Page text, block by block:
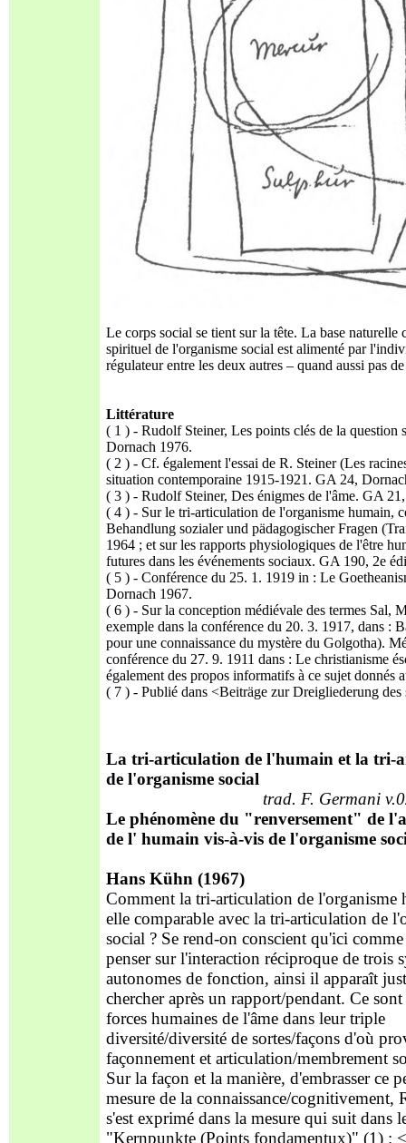
Le corps social se tient sur la tête. La base
spirituel de l'organisme social est alimenté par
régulateur entre les deux autres – quand aussi pas
Littérature
( 1 ) - Rudolf Steiner, Les points clés de la question
Dornach 1976.
( 2 ) - Cf. également l'essai de R. Steiner (Les
situation contemporaine 1915-1921. GA 24,
( 3 ) - Rudolf Steiner, Des énigmes de l'âme. GA
( 4 ) - Sur le tri-articulation de l'organisme humain,
Behandlung sozialer und pädagogischer Fragen
1964 ; et sur les rapports physiologiques de l'être
futures dans les événements sociaux. GA 190, 2e
( 5 ) - Conférence du 25. 1. 1919 in : Le
Dornach 1967.
( 6 ) - Sur la conception médiévale des termes Sal,
exemple dans la conférence du 20. 3. 1917, dans :
pour une connaissance du mystère du Golgotha).
conférence du 27. 9. 1911 dans : Le christianisme
également des propos informatifs à ce sujet donnés
( 7 ) - Publié dans <Beiträge zur Dreigliederung
La tri-articulation de l'humain et la tri-
de l'organisme social
trad. F. Germani
Le phénomène du "renversement" de
de l' humain vis-à-vis de l'organisme
Hans Kühn (1967)
Comment la tri-articulation de l'organisme
elle comparable avec la tri-articulation de
social ? Se rend-on conscient qu'ici comme
penser sur l'interaction réciproque de trois
autonomes de fonction, ainsi il apparaît
chercher après un rapport/pendant. Ce
forces humaines de l'âme dans leur triple
diversité/diversité de sortes/façons d'où
façonnement et articulation/membrement
Sur la façon et la manière, d'embrasser ce
mesure de la connaissance/cognitivement,
s'est exprimé dans la mesure qui suit dans
"Kernpunkte (Points fondamentux)" (1) :